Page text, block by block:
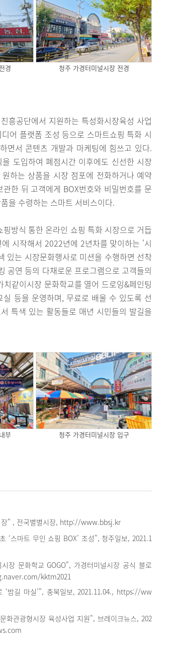
경 청주 가경터미널시장 전경
흥공단에서 지원하는 특성화시장육성 사업
어 플랫폼 조성 등으로 스마트쇼핑 특화 시
면서 콘텐츠 개발과 마케팅에 힘쓰고 있다.
도입하여 폐점시간 이후에도 신선한 시장
하는 상품을 시장 점포에 전화하거나 예약
한 뒤 고객에게 BOX번호와 비밀번호를 문
을 수령하는 스마트 서비스이다.
방식 통한 온라인 쇼핑 특화 시장으로 거듭
시작해서 2022년에 2년차를 맞이하는 '시
있는 시장문화행사로 미션을 수행하면 선착
공연 등의 다채로운 프로그램으로 고객들의
같이시장 문화학교를 열어 드로잉&페인팅
등을 운영하며, 무료로 배울 수 있도록 선
특색 있는 활동들로 매년 시민들의 발길을
부 청주 가경터미널시장 입구
장" , 전국별별시장, http://www.bbsj.kr
‘스마트 무인 쇼핑 BOX’ 조성", 청주일보, 2021.1
장 문화학교 GOGO", 가경터미널시장 공식 블로
kktm2021
‘밤길 마실’", 충북일보, 2021.11.04., https://ww
화관광형시장 육성사업 지원", 브레이크뉴스, 202